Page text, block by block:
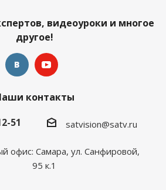
видеоуроки и многое
другое!
контакты
51
satvision@satv.ru
офис: Самара, ул. Санфировой,
95 к.1